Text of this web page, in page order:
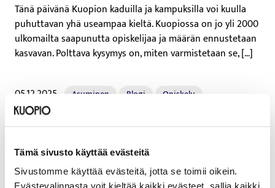
Tämä sivusto käyttää evästeitä
Sivustomme käyttää evästeitä, jotta se toimii oikein.
Tänä päivänä Kuopion kaduilla ja kampuksilla voi kuulla
puhuttavan yhä useampaa kieltä. Kuopiossa on jo yli 2000
ulkomailta saapunutta opiskelijaa ja määrän ennustetaan
kasvavan. Polttava kysymys on, miten varmistetaan se, […]
05.12.2025 Asuminen Blogi
Opiskelu
Tapahtumat
Kuopion ku­kois­ta­maan
Kuopio kasvaa ja menestyy. Hyvän elämän pääkaupunki